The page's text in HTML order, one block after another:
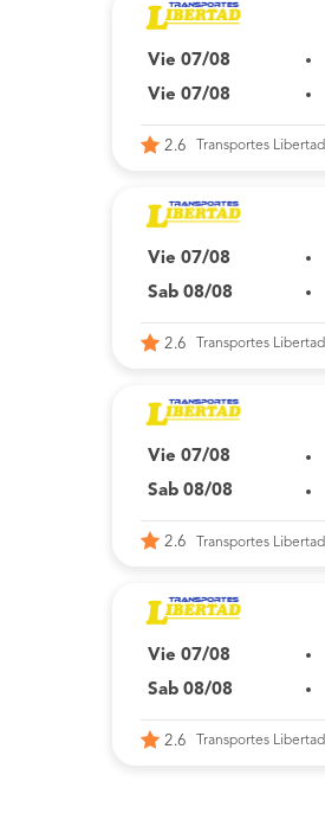
Vie 07/08
Vie 07/08
2.6 Transportes Libertad
Vie 07/08
Sab 08/08
2.6 Transportes Libertad
Vie 07/08
Sab 08/08
2.6 Transportes Libertad
Vie 07/08
Sab 08/08
2.6 Transportes Libertad